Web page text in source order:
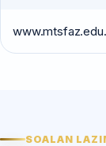
SOALAN